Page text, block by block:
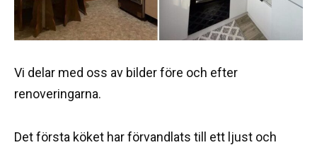
Vi delar med oss av bilder före och efter
renoveringarna.
Det första köket har förvandlats till ett ljust och